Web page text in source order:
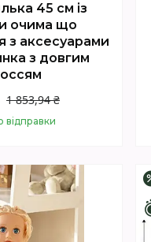
45 см із
очима що
з аксесуарами
з довгим
1 853,94 ₴
відправки
Купити